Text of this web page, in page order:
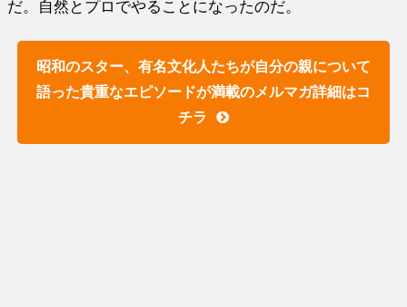
だ。自然とプロでやることになったのだ。
昭和のスター、有名文化人たちが自分の親について
語った貴重なエピソードが満載のメルマガ詳細はコ
チラ